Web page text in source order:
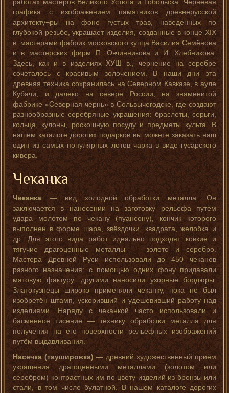
графика с изображением памятников древнерусской
архитекту¬ры на фоне густых трав, наведённых по
глубокой резьбе, украшает изделия, созданные в конце XIX
в. мастерами фабрик московского купца Василия Семёнова
и в мастерских фирм П. Овчинникова и И. Хлебникова.
Здесь, как и в изделиях ХУШ в., чернение на серебре
сочеталось с красивым золочением. В наши дни эта
древняя техника сохранилась на Северном Кавказе, в ауле
Кубачи, и далеко на севере России, на знаменитой
фабрике «Северная чернь» в Сольвычегодске, где создают
разнообразные серебряные украшения: браслеты, серьги,
кольца, кулоны, роскошную посуду и предметы культа. В
нашем каталоге дорогих подарков вы можете заказать наш
один из самых популярных лотов чарка в виде гусарского
кивера.
Чеканка
Чеканка— вид холодной обработки металла. Он
заключается в нанесении на заготовку рельефа путём
удара молотом по чекану (пуансону), кончик которого
выполнен в форме шара, звёздочки, квадрата, желобка и
др. Для этого вида работ идеально подходят ковкие и
тягучие драгоценные металлы — золото и серебро.
Мастера Древней Руси использовали до 450 чеканов
разного назначения: с помощью одних фону придавали
матовую фактуру, другими наносили узорные бордюры.
Златокузнецы широко применяли чеканку, пока не был
изобретён штамп, ускоривший и удешевивший работу над
изделиями. Наряду с чеканкой часто использовали и
басменное тисение — технику обработки металла для
получения на его поверхности рельефных изображений
путём выдавливания.
Насечка (таушировка) — древний художественный приём
украшения драгоценными металлами (золотом или
серебром) контрастных им по цвету изделий из бронзы или
стали, в том числе булатной. В нашем каталоге дорогих